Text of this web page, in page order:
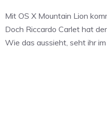
Mit OS X Mountain Lion
Doch Riccardo Carlet hat
Wie das aussieht, seht ihr